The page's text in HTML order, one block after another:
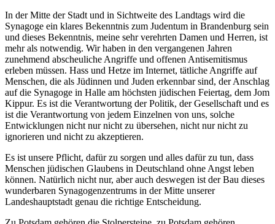
In der Mitte der Stadt und in Sichtweite des Landtags wird die
Synagoge ein klares Bekenntnis zum Judentum in Brandenburg sein
und dieses Bekenntnis, meine sehr verehrten Damen und Herren, ist
mehr als notwendig. Wir haben in den vergangenen Jahren
zunehmend abscheuliche Angriffe und offenen Antisemitismus
erleben müssen. Hass und Hetze im Internet, tätliche Angriffe auf
Menschen, die als Jüdinnen und Juden erkennbar sind, der Anschlag
auf die Synagoge in Halle am höchsten jüdischen Feiertag, dem Jom
Kippur. Es ist die Verantwortung der Politik, der Gesellschaft und es
ist die Verantwortung von jedem Einzelnen von uns, solche
Entwicklungen nicht nur nicht zu übersehen, nicht nur nicht zu
ignorieren und nicht zu akzeptieren.
Es ist unsere Pflicht, dafür zu sorgen und alles dafür zu tun, dass
Menschen jüdischen Glaubens in Deutschland ohne Angst leben
können. Natürlich nicht nur, aber auch deswegen ist der Bau dieses
wunderbaren Synagogenzentrums in der Mitte unserer
Landeshauptstadt genau die richtige Entscheidung.